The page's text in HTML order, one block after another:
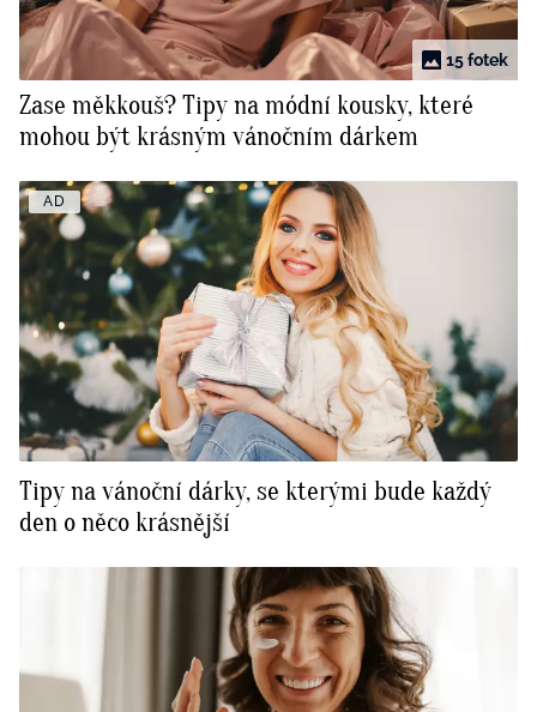
15 fotek
Zase měkkouš? Tipy na módní kousky, které
mohou být krásným vánočním dárkem
AD
Tipy na vánoční dárky, se kterými bude každý
den o něco krásnější